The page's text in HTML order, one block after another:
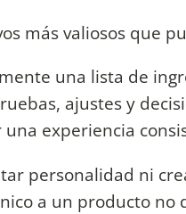
más valiosos que
una lista de
ajustes y
experiencia
personalidad ni
a un producto no